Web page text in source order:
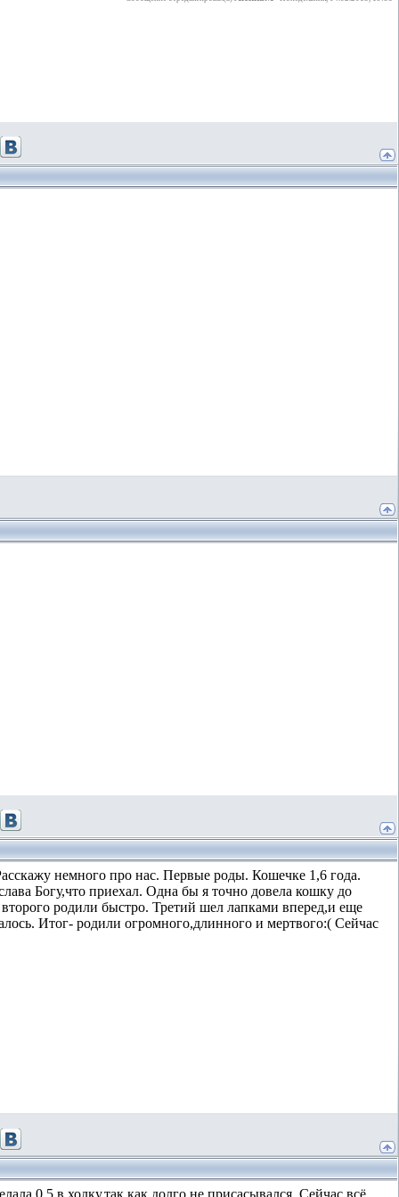
немного про нас. Первые роды. Кошечке 1,6 года.
Богу,что приехал. Одна бы я точно довела кошку до
родили быстро. Третий шел лапками вперед,и еще
Итог- родили огромного,длинного и мертвого:( Сейчас
0,5 в холку,так как долго не присасывался. Сейчас всё